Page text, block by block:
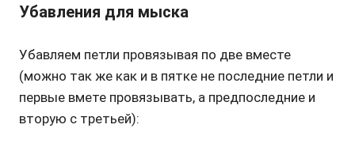
Убавления для мыска
Убавляем петли провязывая по две вместе
(можно так же как и в пятке не последние петли и
первые вмете провязывать, а предпоследние и
вторую с третьей):